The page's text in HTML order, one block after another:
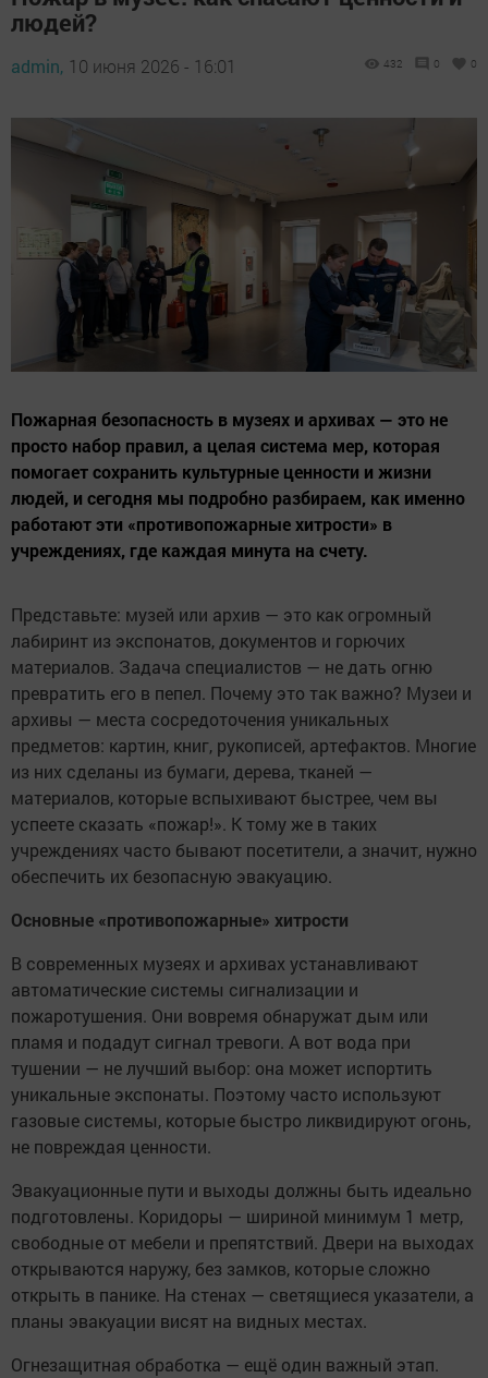
людей?
admin, 10 июня 2026 - 16:01 432 0 0
Пожарная безопасность в музеях и архивах — это не
просто набор правил, а целая система мер, которая
помогает сохранить культурные ценности и жизни
людей, и сегодня мы подробно разбираем, как именно
работают эти «противопожарные хитрости» в
учреждениях, где каждая минута на счету.
Представьте: музей или архив — это как огромный
лабиринт из экспонатов, документов и горючих
материалов. Задача специалистов — не дать огню
превратить его в пепел. Почему это так важно? Музеи и
архивы — места сосредоточения уникальных
предметов: картин, книг, рукописей, артефактов. Многие
из них сделаны из бумаги, дерева, тканей —
материалов, которые вспыхивают быстрее, чем вы
успеете сказать «пожар!». К тому же в таких
учреждениях часто бывают посетители, а значит, нужно
обеспечить их безопасную эвакуацию.
Основные «противопожарные» хитрости
В современных музеях и архивах устанавливают
автоматические системы сигнализации и
пожаротушения. Они вовремя обнаружат дым или
пламя и подадут сигнал тревоги. А вот вода при
тушении — не лучший выбор: она может испортить
уникальные экспонаты. Поэтому часто используют
газовые системы, которые быстро ликвидируют огонь,
не повреждая ценности.
Эвакуационные пути и выходы должны быть идеально
подготовлены. Коридоры — шириной минимум 1 метр,
свободные от мебели и препятствий. Двери на выходах
открываются наружу, без замков, которые сложно
открыть в панике. На стенах — светящиеся указатели, а
планы эвакуации висят на видных местах.
Огнезащитная обработка — ещё один важный этап.